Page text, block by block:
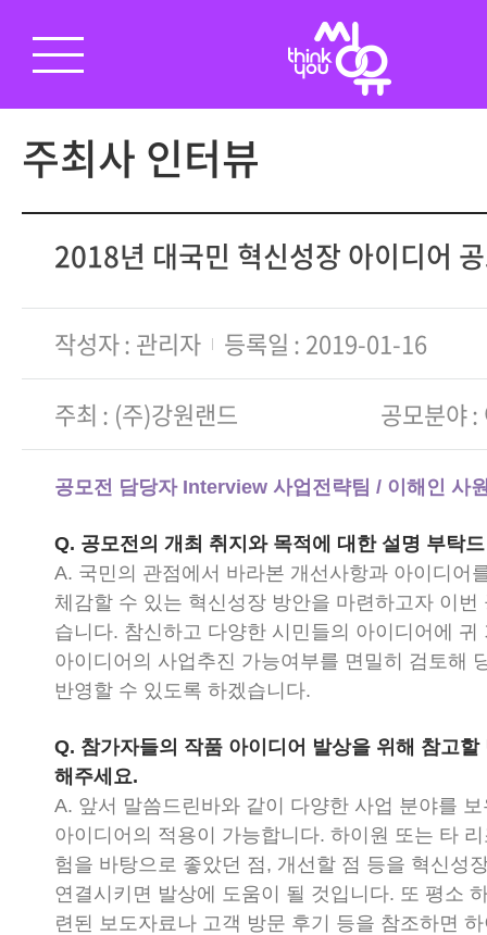
주최사 인터뷰
2018년 대국민 혁신성장 아이디어
작성자 관리자 등록일 2019-01-16
주최 (주)강원랜드 공모분야
공모전 담당자 Interview 사업전략팀 / 이해인 사
Q. 공모전의 개최 취지와 목적에 대한 설명 부탁
A. 국민의 관점에서 바라본 개선사항과 아이디어
체감할 수 있는 혁신성장 방안을 마련하고자 이번
습니다. 참신하고 다양한 시민들의 아이디어에 귀
아이디어의 사업추진 가능여부를 면밀히 검토해
반영할 수 있도록 하겠습니다.
Q. 참가자들의 작품 아이디어 발상을 위해 참고할
해주세요.
A. 앞서 말씀드린바와 같이 다양한 사업 분야를
아이디어의 적용이 가능합니다. 하이원 또는 타
험을 바탕으로 좋았던 점, 개선할 점 등을 혁신성
연결시키면 발상에 도움이 될 것입니다. 또 평소
련된 보도자료나 고객 방문 후기 등을 참조하면